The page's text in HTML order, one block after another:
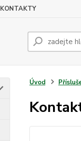
KONTAKTY
Úvod